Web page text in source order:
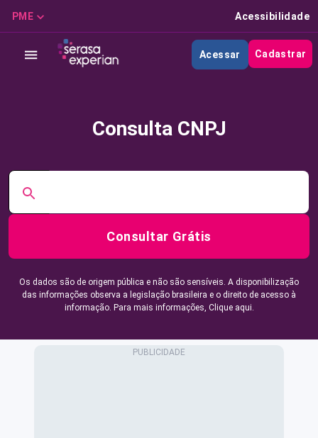
PME Acessibilidade
Acessar Cadastrar
Consulta CNPJ
Consultar Grátis
Os dados são de origem pública e não são sensíveis. A disponibilização
das informações observa a legislação brasileira e o direito de acesso à
informação. Para mais informações, Clique aqui.